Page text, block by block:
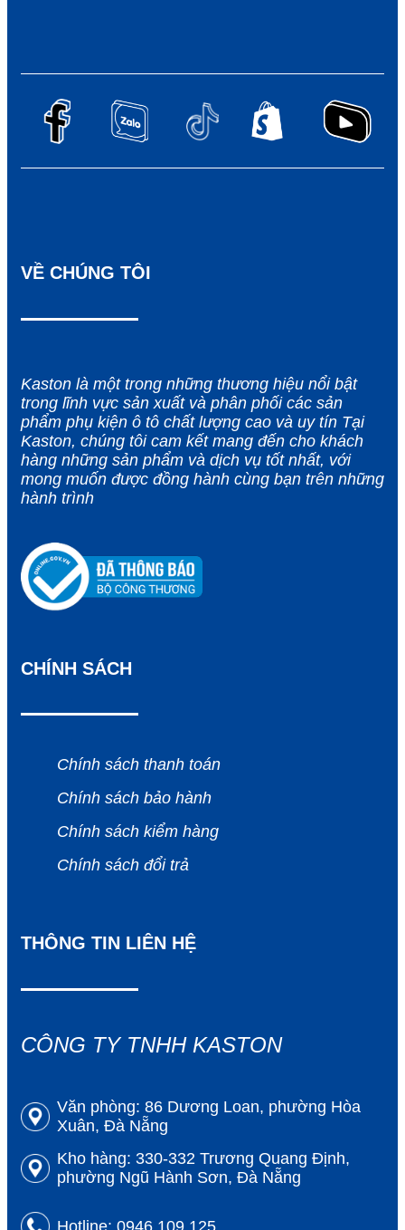
VỀ CHÚNG TÔI
Kaston là một trong những thương hiệu nổi bật
trong lĩnh vực sản xuất và phân phối các sản
phẩm phụ kiện ô tô chất lượng cao và uy tín Tại
Kaston, chúng tôi cam kết mang đến cho khách
hàng những sản phẩm và dịch vụ tốt nhất, với
mong muốn được đồng hành cùng bạn trên những
hành trình
CHÍNH SÁCH
Chính sách thanh toán
Chính sách bảo hành
Chính sách kiểm hàng
Chính sách đổi trả
THÔNG TIN LIÊN HỆ
CÔNG TY TNHH KASTON
Văn phòng: 86 Dương Loan, phường Hòa
Xuân, Đà Nẵng
Hotline: 0946.109.125
Kho hàng: 330-332 Trương Quang Định,
phường Ngũ Hành Sơn, Đà Nẵng